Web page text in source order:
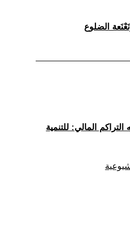
التراكم المالي: للتنمية